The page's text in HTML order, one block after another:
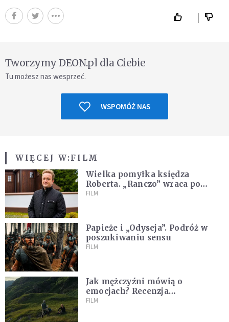
Tworzymy DEON.pl dla Ciebie
Tu możesz nas wesprzeć.
WSPOMÓŻ NAS
WIĘCEJ W:FILM
Wielka pomyłka księdza
Roberta. „Ranczo” wraca po
latach
FILM
Papieże i „Odyseja”. Podróż w
poszukiwaniu sensu
FILM
Jak mężczyźni mówią o
emocjach? Recenzja
najnowszego filmu Barta
FILM